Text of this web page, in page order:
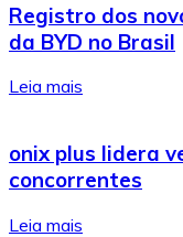
Registro dos
da BYD no Brasil
Leia mais
onix plus lidera
concorrentes
Leia mais